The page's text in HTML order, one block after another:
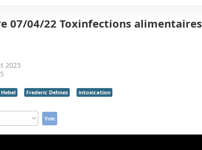
07/04/22 Toxinfections alimentaires
2023
Frederic Dehnez intoxication